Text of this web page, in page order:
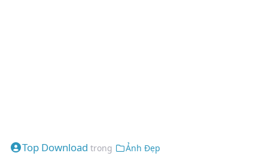
Top Download trong
Ảnh Đẹp